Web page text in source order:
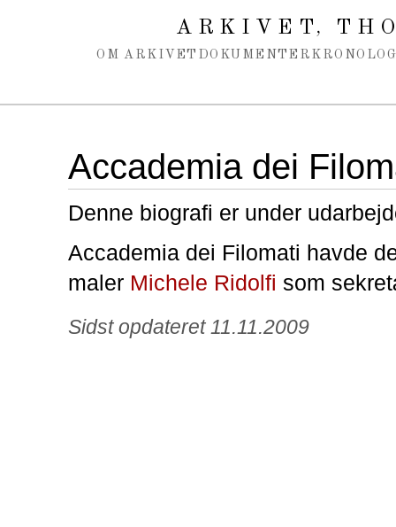
ARKIVET,
OM ARKIVET DOKUMENTER
Accademia dei
Denne biografi er under
Accademia dei Filomati havde
maler Michele Ridolfi som
Sidst opdateret 11.11.2009